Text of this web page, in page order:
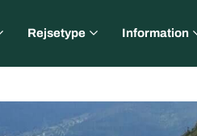
Rejsetype Information